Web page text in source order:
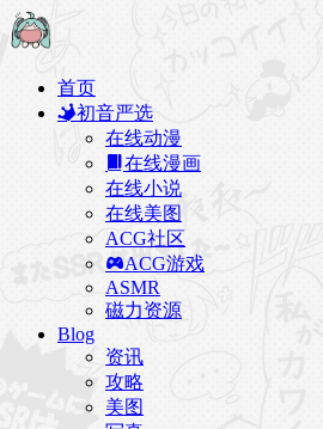
首页
初音严选
在线动漫
在线漫画
在线小说
在线美图
ACG社区
ACG游戏
ASMR
磁力资源
Blog
资讯
攻略
美图